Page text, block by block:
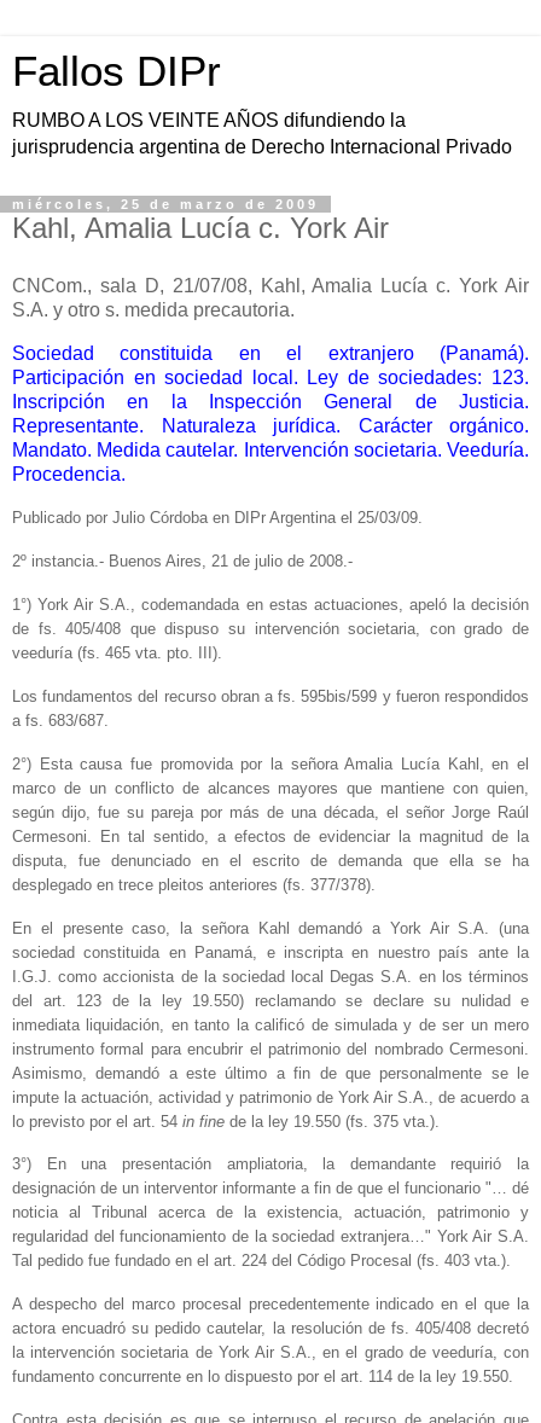
Fallos DIPr
RUMBO A LOS VEINTE AÑOS difundiendo la
jurisprudencia argentina de Derecho Internacional Privado
miércoles, 25 de marzo de 2009
Kahl, Amalia Lucía c. York Air
CNCom., sala D, 21/07/08, Kahl, Amalia Lucía c. York Air
S.A. y otro s. medida precautoria.
Sociedad constituida en el extranjero (Panamá).
Participación en sociedad local. Ley de sociedades: 123.
Inscripción en la Inspección General de Justicia.
Representante. Naturaleza jurídica. Carácter orgánico.
Mandato. Medida cautelar. Intervención societaria. Veeduría.
Procedencia.
Publicado por Julio Córdoba en DIPr Argentina el 25/03/09.
2º instancia.- Buenos Aires, 21 de julio de 2008.-
1°) York Air S.A., codemandada en estas actuaciones, apeló la decisión
de fs. 405/408 que dispuso su intervención societaria, con grado de
veeduría (fs. 465 vta. pto. III).
Los fundamentos del recurso obran a fs. 595bis/599 y fueron respondidos
a fs. 683/687.
2°) Esta causa fue promovida por la señora Amalia Lucía Kahl, en el
marco de un conflicto de alcances mayores que mantiene con quien,
según dijo, fue su pareja por más de una década, el señor Jorge Raúl
Cermesoni. En tal sentido, a efectos de evidenciar la magnitud de la
disputa, fue denunciado en el escrito de demanda que ella se ha
desplegado en trece pleitos anteriores (fs. 377/378).
En el presente caso, la señora Kahl demandó a York Air S.A. (una
sociedad constituida en Panamá, e inscripta en nuestro país ante la
I.G.J. como accionista de la sociedad local Degas S.A. en los términos
del art. 123 de la ley 19.550) reclamando se declare su nulidad e
inmediata liquidación, en tanto la calificó de simulada y de ser un mero
instrumento formal para encubrir el patrimonio del nombrado Cermesoni.
Asimismo, demandó a este último a fin de que personalmente se le
impute la actuación, actividad y patrimonio de York Air S.A., de acuerdo a
lo previsto por el art. 54 in fine de la ley 19.550 (fs. 375 vta.).
3°) En una presentación ampliatoria, la demandante requirió la
designación de un interventor informante a fin de que el funcionario "… dé
noticia al Tribunal acerca de la existencia, actuación, patrimonio y
regularidad del funcionamiento de la sociedad extranjera…" York Air S.A.
Tal pedido fue fundado en el art. 224 del Código Procesal (fs. 403 vta.).
A despecho del marco procesal precedentemente indicado en el que la
actora encuadró su pedido cautelar, la resolución de fs. 405/408 decretó
la intervención societaria de York Air S.A., en el grado de veeduría, con
fundamento concurrente en lo dispuesto por el art. 114 de la ley 19.550.